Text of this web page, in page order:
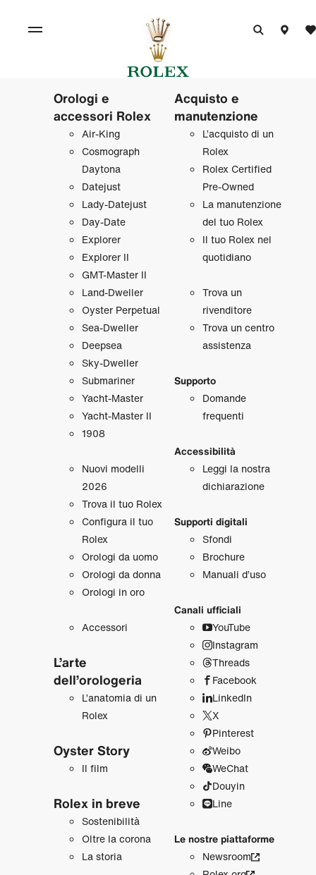
Orologi e
accessori Rolex
Air‑King
Cosmograph
Daytona
Datejust
Lady‑Datejust
Day‑Date
Explorer
Explorer II
GMT‑Master II
Land‑Dweller
Oyster Perpetual
Sea‑Dweller
Deepsea
Sky‑Dweller
Submariner
Yacht‑Master
Yacht‑Master II
1908
Nuovi modelli
2026
Trova il tuo Rolex
Configura il tuo
Rolex
Orologi da uomo
Orologi da donna
Orologi in oro
Accessori
L’arte
dell’orologeria
L’anatomia di un
Rolex
Oyster Story
Il film
Rolex in breve
Sostenibilità
Oltre la corona
La storia
Acquisto e
manutenzione
L’acquisto di un
Rolex
Rolex Certified
Pre‑Owned
La manutenzione
del tuo Rolex
Il tuo Rolex nel
quotidiano
Trova un
rivenditore
Trova un centro
assistenza
Supporto
Domande
frequenti
Accessibilità
Leggi la nostra
dichiarazione
Supporti digitali
Sfondi
Brochure
Manuali d’uso
Canali ufficiali
YouTube
Instagram
Threads
Facebook
LinkedIn
X
Pinterest
Weibo
WeChat
Douyin
Line
Le nostre piattaforme
Newsroom